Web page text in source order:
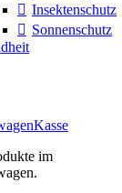
Insektenschutz
Sonnenschutz
Kasse
im